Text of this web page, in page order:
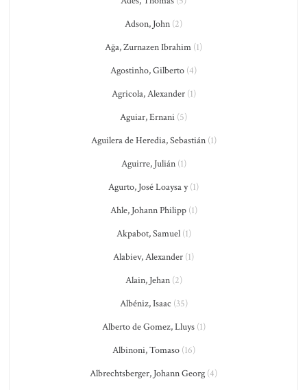
Adson, John (2)
Ağa, Zurnazen Ibrahim (1)
Agostinho, Gilberto (4)
Agricola, Alexander(1)
Aguiar, Ernani (5)
Aguilera de Heredia, Sebastián(1)
Aguirre, Julián(1)
Agurto, José Loaysa y(1)
Ahle, Johann Philipp(1)
Akpabot, Samuel(1)
Alabiev, Alexander (1)
Alain, Jehan(2)
Albéniz, Isaac (35)
Alberto de Gomez, Lluys(1)
Albinoni, Tomaso(16)
Albrechtsberger, Johann Georg (4)